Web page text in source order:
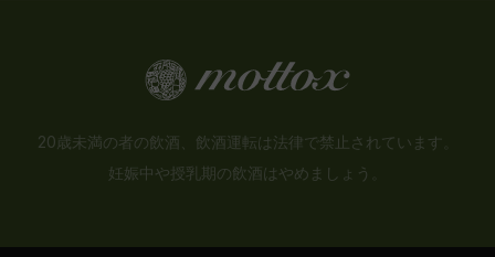
20歳未満の者の飲酒、飲酒運転は法律で禁止されています。
妊娠中や授乳期の飲酒はやめましょう。